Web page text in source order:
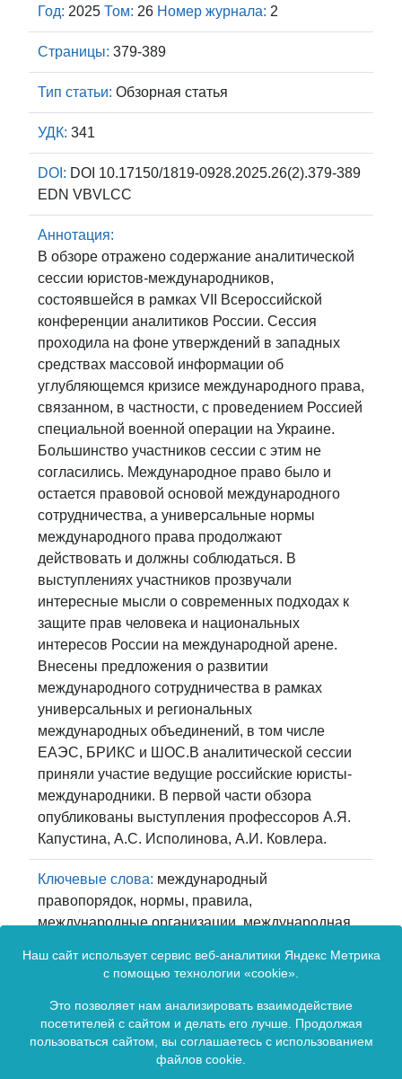
Год: 2025 Том: 26 Номер журнала: 2
Страницы: 379-389
Тип статьи: Обзорная статья
УДК: 341
DOI: DOI 10.17150/1819-0928.2025.26(2).379-389
EDN VBVLCC
Аннотация:
В обзоре отражено содержание аналитической
сессии юристов-международников,
состоявшейся в рамках VII Всероссийской
конференции аналитиков России. Сессия
проходила на фоне утверждений в западных
средствах массовой информации об
углубляющемся кризисе международного права,
связанном, в частности, с проведением Россией
специальной военной операции на Украине.
Большинство участников сессии с этим не
согласились. Международное право было и
остается правовой основой международного
сотрудничества, а универсальные нормы
международного права продолжают
действовать и должны соблюдаться. В
выступлениях участников прозвучали
интересные мысли о современных подходах к
защите прав человека и национальных
интересов России на международной арене.
Внесены предложения о развитии
международного сотрудничества в рамках
универсальных и региональных
международных объединений, в том числе
ЕАЭС, БРИКС и ШОС.В аналитической сессии
приняли участие ведущие российские юристы-
международники. В первой части обзора
опубликованы выступления профессоров А.Я.
Капустина, А.С. Исполинова, А.И. Ковлера.
Ключевые слова: международный
правопорядок, нормы, правила,
международные организации, международная
международные расследования,
Скачать полный текст статьи
Наш сайт использует сервис веб-аналитики Яндекс Метрика
с помощью технологии «cookie».
Это позволяет нам анализировать взаимодействие
посетителей с сайтом и делать его лучше. Продолжая
пользоваться сайтом, вы соглашаетесь с использованием
файлов cookie.